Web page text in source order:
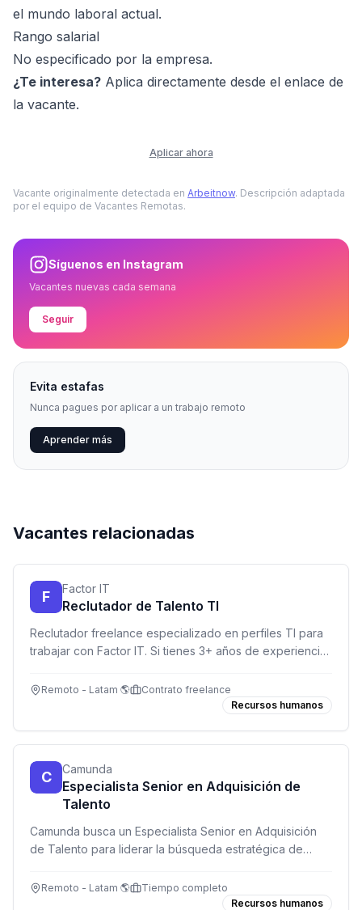
el mundo laboral actual.
Rango salarial
No especificado por la empresa.
¿Te interesa? Aplica directamente desde el enlace de
la vacante.
Aplicar ahora
Vacante originalmente detectada en Arbeitnow. Descripción adaptada
por el equipo de Vacantes Remotas.
Síguenos en Instagram
Vacantes nuevas cada semana
Seguir
Evita estafas
Nunca pagues por aplicar a un trabajo remoto
Aprender más
Vacantes relacionadas
F Factor IT
Reclutador de Talento TI
Reclutador freelance especializado en perfiles TI para
trabajar con Factor IT. Si tienes 3+ años de experiencia
¡esta es tu oportunidad!
Remoto - Latam 🌎
Contrato freelance
Recursos humanos
C Camunda
Especialista Senior en Adquisición de
Talento
Camunda busca un Especialista Senior en Adquisición
de Talento para liderar la búsqueda estratégica de
con tecnología AI.
Remoto - Latam 🌎
Tiempo completo
Recursos humanos